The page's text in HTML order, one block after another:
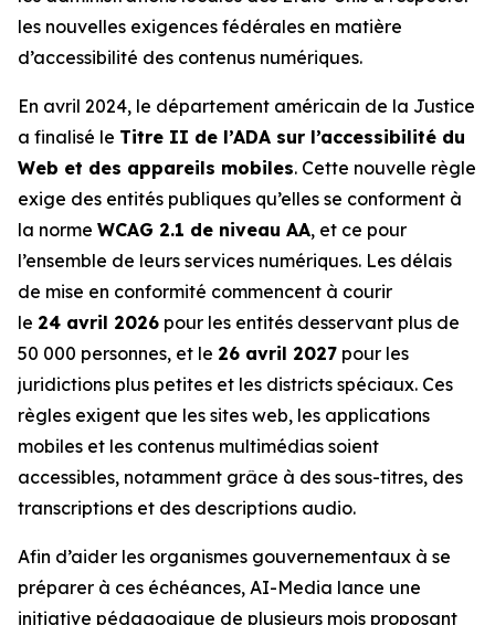
les nouvelles exigences fédérales en matière
d’accessibilité des contenus numériques.
En avril 2024, le département américain de la Justice
a finalisé le Titre II de l’ADA sur l’accessibilité du
Web et des appareils mobiles. Cette nouvelle règle
exige des entités publiques qu’elles se conforment à
la norme WCAG 2.1 de niveau AA, et ce pour
l’ensemble de leurs services numériques. Les délais
de mise en conformité commencent à courir
le 24 avril 2026 pour les entités desservant plus de
50 000 personnes, et le 26 avril 2027 pour les
juridictions plus petites et les districts spéciaux. Ces
règles exigent que les sites web, les applications
mobiles et les contenus multimédias soient
accessibles, notamment grâce à des sous-titres, des
transcriptions et des descriptions audio.
Afin d’aider les organismes gouvernementaux à se
préparer à ces échéances, AI-Media lance une
initiative pédagogique de plusieurs mois proposant